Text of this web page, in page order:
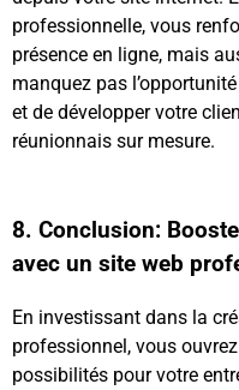
professionnelle, vous
présence en ligne, mais
manquez pas
et de développer votre
réunionnais sur mesure.
8. Conclusion:
avec un site web
En investissant dans la
professionnel, vous
possibilités pour votre